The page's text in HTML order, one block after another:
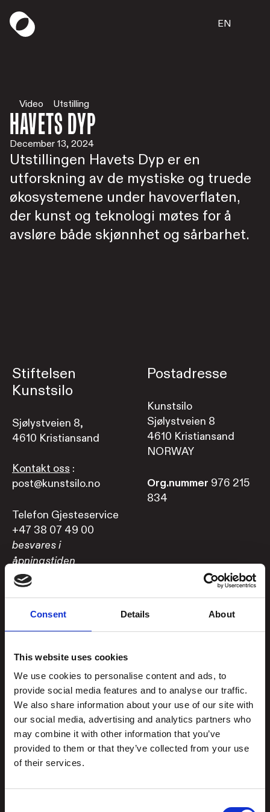
Consent Details About
This website uses cookies
We use cookies to personalise content and ads, to
provide social media features and to analyse our traffic.
We also share information about your use of our site with
our social media, advertising and analytics partners who
may combine it with other information that you’ve
provided to them or that they’ve collected from your use
of their services.
EN
Video Utstilling
Havets Dyp
December 13, 2024
Utstillingen Havets Dyp er en
utforskning av de mystiske og truede
økosystemene under havoverflaten,
der kunst og teknologi møtes for å
avsløre både skjønnhet og sårbarhet.
Stiftelsen
Kunstsilo
Sjølystveien 8,
4610 Kristiansand
Kontakt oss :
post@kunstsilo.no
Telefon Gjesteservice
+47 38 07 49 00
besvares i
åpningstiden
Book bord her
Postadresse
Kunstsilo
Sjølystveien 8
4610 Kristiansand
NORWAY
Org.nummer 976 215
834
Utstillingene
Man, tirs, lør og søn: 11–17
Ons, tors og fre: 11–21
Brasseri, 1. etasje
Man-lør: 11-22
Søndag: 11-19